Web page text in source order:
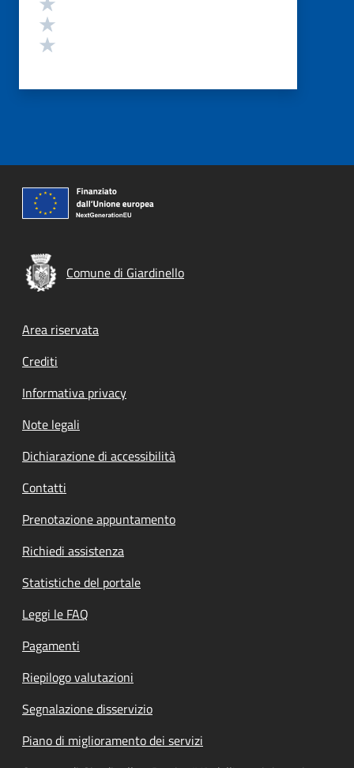
Comune di Giardinello
Footer menu
Area riservata
Crediti
Informativa privacy
Note legali
Dichiarazione di accessibilità
Contatti
Prenotazione appuntamento
Richiedi assistenza
Statistiche del portale
Leggi le FAQ
Pagamenti
Riepilogo valutazioni
Segnalazione disservizio
Piano di miglioramento dei servizi